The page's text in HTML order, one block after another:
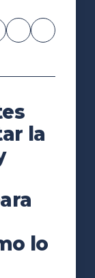
la
lo